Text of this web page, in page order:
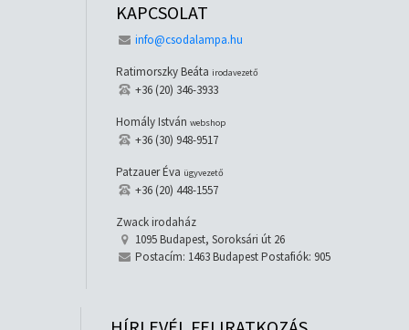
KAPCSOLAT
info@csodalampa.hu
Ratimorszky Beáta irodavezető
+36 (20) 346-3933
Homály István webshop
+36 (30) 948-9517
Patzauer Éva ügyvezető
+36 (20) 448-1557
Zwack irodaház
1095 Budapest, Soroksári út 26
Postacím: 1463 Budapest Postafiók: 905